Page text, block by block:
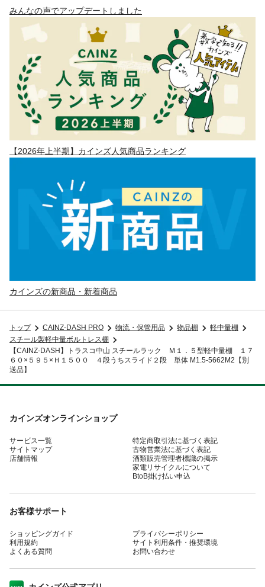
みんなの声でアップデートしました
【2026年上半期】カインズ人気商品ランキング
カインズの新商品・新着商品
トップ CAINZ-DASH PRO 物流・保管用品 物品棚
軽中量棚
スチール製軽中量ボルトレス棚
【CAINZ-DASH】トラスコ中山 スチールラック Ｍ１．５型軽中量棚 １７
６０×５９５×Ｈ１５００ ４段うちスライド２段 単体 M1.5-5662M2【別
送品】
カインズオンラインショップ
サービス一覧
サイトマップ
店舗情報
特定商取引法に基づく表記
古物営業法に基づく表記
酒類販売管理者標識の掲示
家電リサイクルについて
BtoB掛け払い申込
お客様サポート
ショッピングガイド
利用規約
よくある質問
プライバシーポリシー
サイト利用条件・推奨環境
お問い合わせ